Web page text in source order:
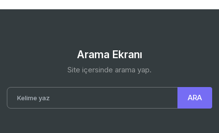
Arama Ekranı
Site içersinde arama yap.